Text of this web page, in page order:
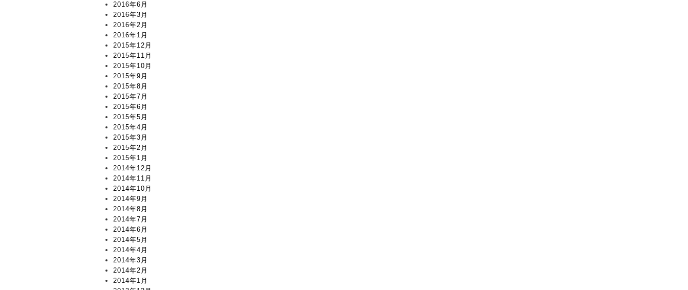
2016年6月
2016年3月
2016年2月
2016年1月
2015年12月
2015年11月
2015年10月
2015年9月
2015年8月
2015年7月
2015年6月
2015年5月
2015年4月
2015年3月
2015年2月
2015年1月
2014年12月
2014年11月
2014年10月
2014年9月
2014年8月
2014年7月
2014年6月
2014年5月
2014年4月
2014年3月
2014年2月
2014年1月